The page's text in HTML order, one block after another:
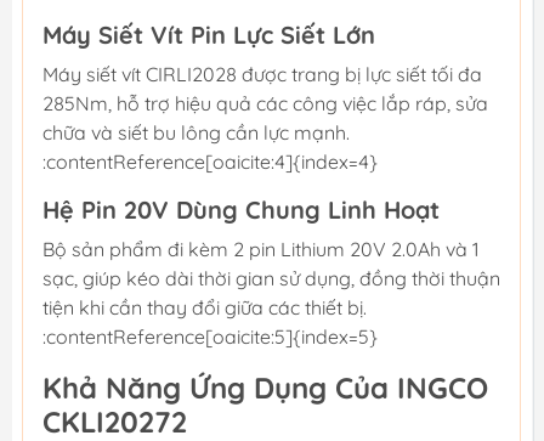
Máy Siết Vít Pin Lực Siết Lớn
Máy siết vít CIRLI2028 được trang bị lực siết tối đa
285Nm, hỗ trợ hiệu quả các công việc lắp ráp, sửa
chữa và siết bu lông cần lực mạnh.
:contentReference[oaicite:4]{index=4}
Hệ Pin 20V Dùng Chung Linh Hoạt
Bộ sản phẩm đi kèm 2 pin Lithium 20V 2.0Ah và 1
sạc, giúp kéo dài thời gian sử dụng, đồng thời thuận
tiện khi cần thay đổi giữa các thiết bị.
:contentReference[oaicite:5]{index=5}
Khả Năng Ứng Dụng Của INGCO
CKLI20272